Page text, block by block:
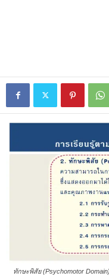
ทักษะพิสัย (Psychomotor